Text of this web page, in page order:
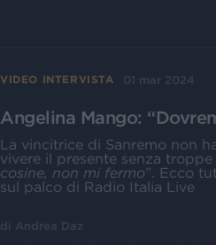
VIDEO INTERVISTA 01 mar 2024
Angelina Mango:
La vincitrice di Sanremo non
vivere il presente senza troppe
cosine, non mi fermo”. Ecco
sul palco di Radio Italia Live
di Andrea Daz